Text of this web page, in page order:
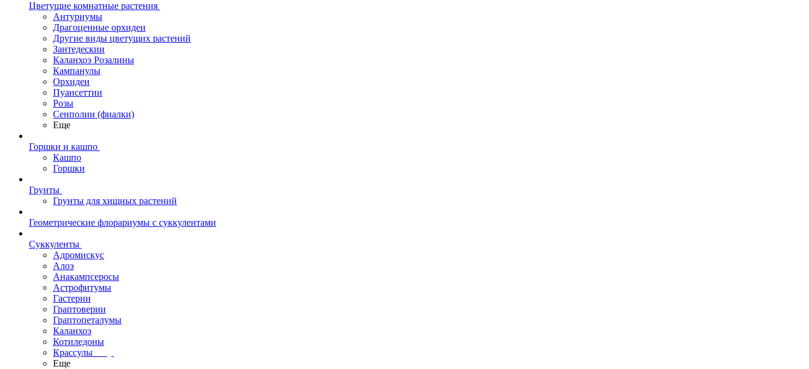
Цветущие комнатные растения
Антуриумы
Драгоценные орхидеи
Другие виды цветущих растений
Зантедескии
Каланхоэ Розалины
Кампанулы
Орхидеи
Пуансеттии
Розы
Сенполии (фиалки)
Еще
Горшки и кашпо
Кашпо
Горшки
Грунты
Грунты для хищных растений
Геометрические флорариумы с суккулентами
Суккуленты
Адромискус
Алоэ
Анакампсеросы
Астрофитумы
Гастерии
Граптоверии
Граптопеталумы
Каланхоэ
Котиледоны
Крассулы
Еще